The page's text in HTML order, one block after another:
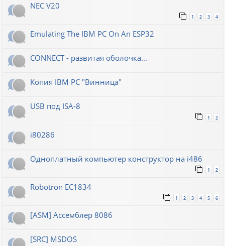
NEC V20
1 2 3 4
Emulating The IBM PC On An ESP32
CONNECT - развитая оболочка...
Копия IBM PC "Винница"
USB под ISA-8
1 2
i80286
Одноплатный компьютер конструктор на i486
1 2
Robotron EC1834
1 2 3 4 5 6
[ASM] Ассемблер 8086
[SRC] MSDOS